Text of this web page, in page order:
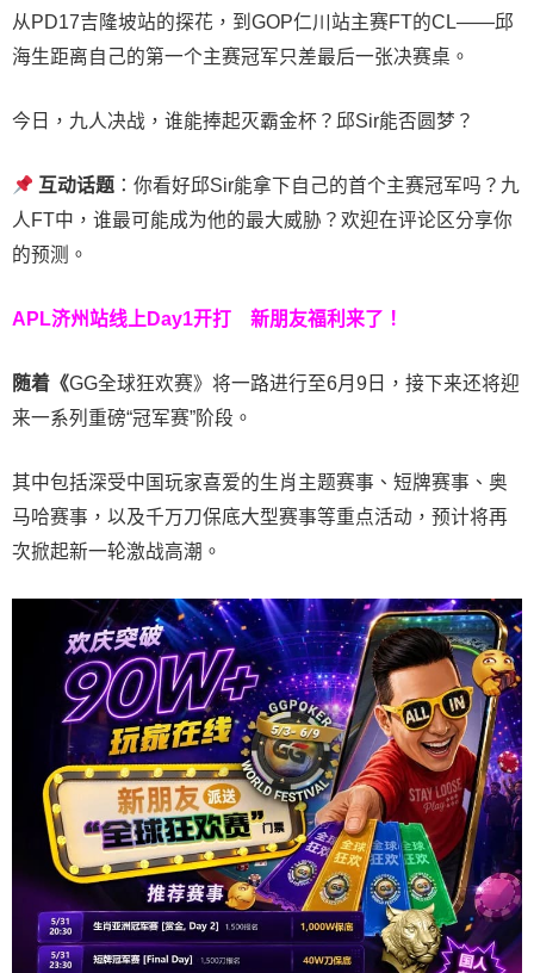
从PD17吉隆坡站的探花，到GOP仁川站主赛FT的CL——邱
海生距离自己的第一个主赛冠军只差最后一张决赛桌。
今日，九人决战，谁能捧起灭霸金杯？邱Sir能否圆梦？
互动话题：你看好邱Sir能拿下自己的首个主赛冠军吗？九
人FT中，谁最可能成为他的最大威胁？欢迎在评论区分享你
的预测。
APL济州站线上Day1开打 新朋友福利来了！
随着《GG全球狂欢赛》将一路进行至6月9日，接下来还将迎
来一系列重磅“冠军赛”阶段。
其中包括深受中国玩家喜爱的生肖主题赛事、短牌赛事、奥
马哈赛事，以及千万刀保底大型赛事等重点活动，预计将再
次掀起新一轮激战高潮。